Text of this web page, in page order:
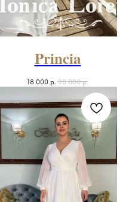
Princia
18 000 р. 28 800 р.